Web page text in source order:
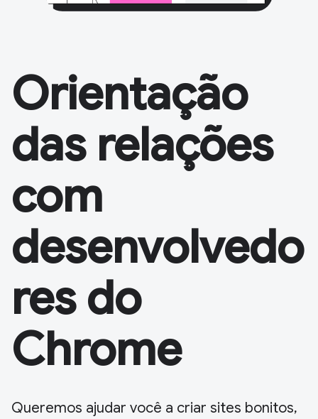
Orientação
das relações
com
desenvolvedo
res do
Chrome
Queremos ajudar você a criar sites bonitos,